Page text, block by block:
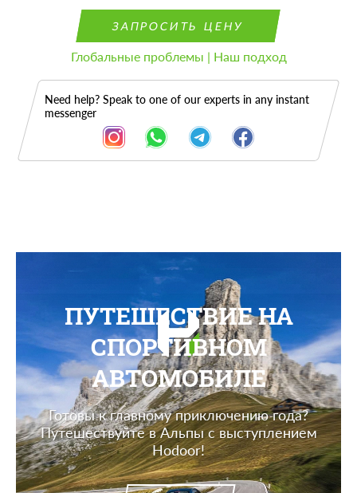
ЗАПРОСИТЬ ЦЕНУ
Глобальные проблемы | Наш подход
Need help? Speak to one of our experts in any instant
messenger
ПУТЕШЕСТВИЕ НА
СПОРТИВНОМ
АВТОМОБИЛЕ
Готовы к главному приключению года?
Путешествуйте в Альпы с выступлением
Hodoor!